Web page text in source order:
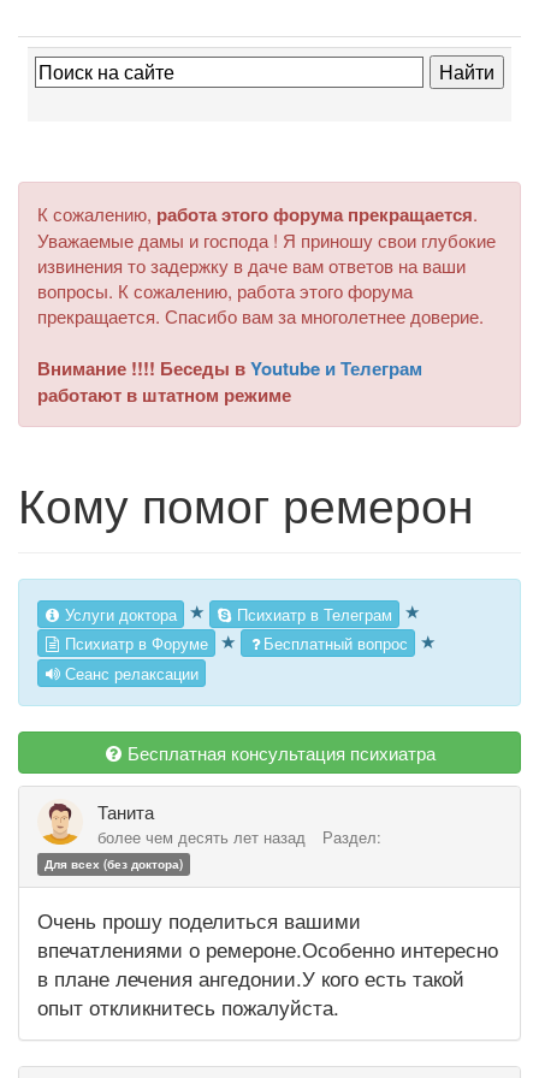
К сожалению, работа этого форума прекращается.
Уважаемые дамы и господа ! Я приношу свои глубокие
извинения то задержку в даче вам ответов на ваши
вопросы. К сожалению, работа этого форума
прекращается. Спасибо вам за многолетнее доверие.
Внимание !!!! Беседы вYoutube и Телеграм
работают в штатном режиме
Кому помог ремерон
Услуги доктора ★ Психиатр в Телеграм ★
Психиатр в Форуме ★ Бесплатный вопрос ★
Сеанс релаксации
Бесплатная консультация психиатра
Танита
более чем десять лет назад Раздел:
Для всех (без доктора)
Очень прошу поделиться вашими
впечатлениями о ремероне.Особенно интересно
в плане лечения ангедонии.У кого есть такой
опыт откликнитесь пожалуйста.